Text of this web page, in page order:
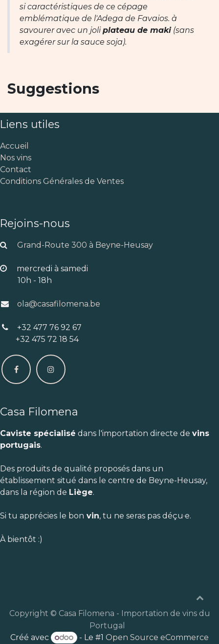
si caractéristiques de ce cépage
emblématique de l'Adega de Favaios. à
savourer avec un joliplateau de maki(sans
exagérer sur la sauce soja).
Suggestions
Liens utiles
Accueil
Nos vins
Contact
Conditions Générales de Ventes
Rejoins-nous
Grand-Route 300 à Beyne-Heusay
mercredi à samedi
10h - 18h
ola@casafilomena.be
+32 477 76 92 67
+32 475 72 18 54
Casa Filomena
Caviste spécialisé dans l'importation directe de vins
portugais.
Des produits de qualité proposés dans un
établissement situé dans le centre de Beyne-Heusay,
dans la région de Liège.
Si tu apprécies le bon vin, tu ne seras pas déçu·e.
À bientôt :)
Copyright © Casa Filomena - Importation de vins du
Portugal
Créé avec
- Le #1Open Source eCommerce